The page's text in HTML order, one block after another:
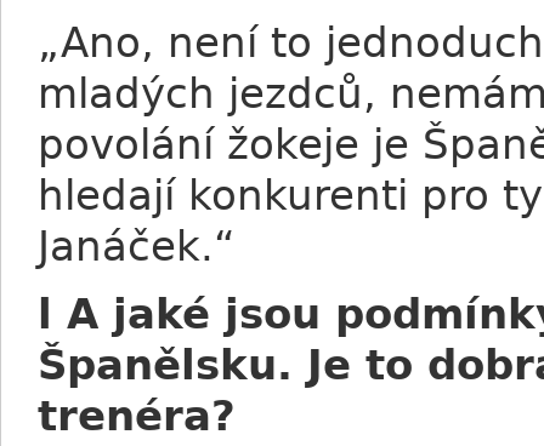
„Ano, není to
mladých jezdců,
povolání žokeje je
hledají konkurenti pro
Janáček.“
l A jaké jsou
Španělsku. Je to
trenéra?